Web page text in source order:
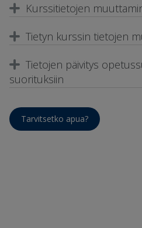
Kurssitietojen
Tietyn kurssin tietojen
Tietojen päivitys
suorituksiin
Tarvitsetko apua?